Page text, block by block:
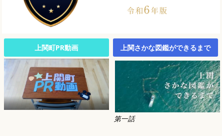
上関町PR動画 上関さかな図鑑ができるまで
第一話